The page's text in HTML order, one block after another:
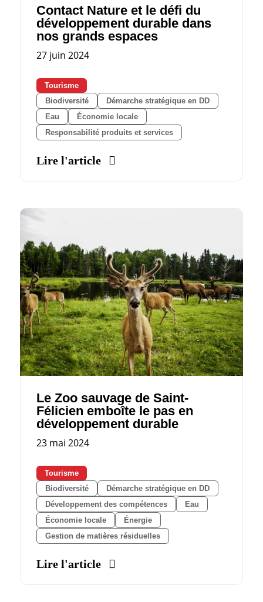
Contact Nature et le défi du
développement durable dans
nos grands espaces
27 juin 2024
Tourisme
Biodiversité
Démarche stratégique en DD
Eau
Économie locale
Responsabilité produits et services
Lire l'article
Le Zoo sauvage de Saint-
Félicien emboîte le pas en
développement durable
23 mai 2024
Tourisme
Biodiversité
Démarche stratégique en DD
Développement des compétences
Eau
Économie locale
Énergie
Gestion de matières résiduelles
Lire l'article